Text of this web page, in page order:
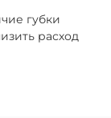
губки
расход